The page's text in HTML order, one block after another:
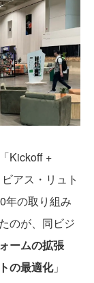
Kickoff +
アス・リュト
年の取り組み
のが、同ビジ
ームの拡張
の最適化」